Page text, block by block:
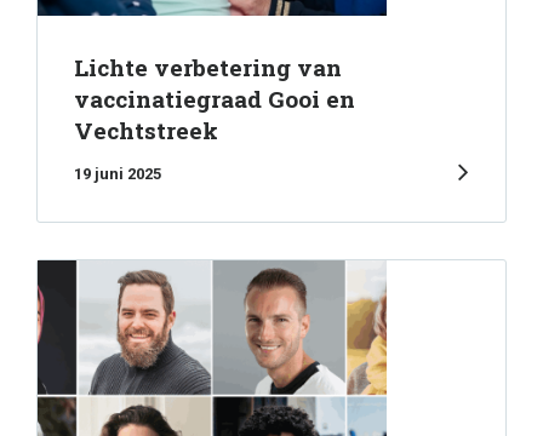
Lichte verbetering van
vaccinatiegraad Gooi en
Vechtstreek
19 juni 2025